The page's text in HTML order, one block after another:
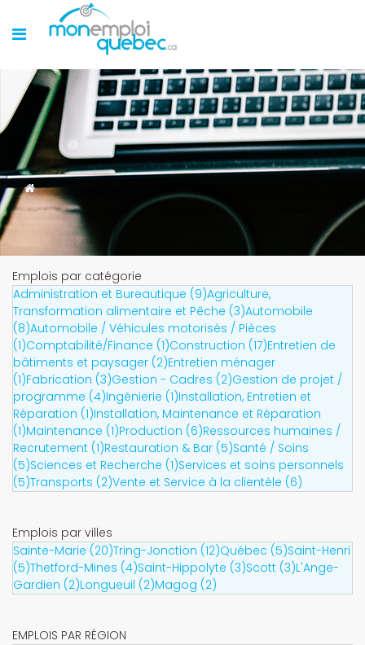
Emplois par catégorie
Administration et Bureautique (9)Agriculture,
Transformation alimentaire et Pêche (3)Automobile
(8)Automobile / Véhicules motorisés / Pièces
(1)Comptabilité/Finance (1)Construction (17)Entretien de
bâtiments et paysager (2)Entretien ménager
(1)Fabrication (3)Gestion - Cadres (2)Gestion de projet /
programme (4)Ingénierie (1)Installation, Entretien et
Réparation (1)Installation, Maintenance et Réparation
(1)Maintenance (1)Production (6)Ressources humaines /
Recrutement (1)Restauration & Bar (5)Santé / Soins
(5)Sciences et Recherche (1)Services et soins personnels
(5)Transports (2)Vente et Service à la clientèle (6)
Emplois par villes
Sainte-Marie (20)Tring-Jonction (12)Québec (5)Saint-Henri
(5)Thetford-Mines (4)Saint-Hippolyte (3)Scott (3)L'Ange-
Gardien (2)Longueuil (2)Magog (2)
EMPLOIS PAR RÉGION